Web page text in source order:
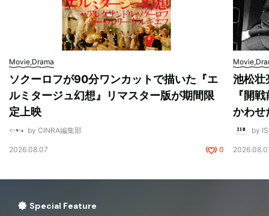
Movie,Drama
ソクーロフが90分ワンカットで描いた『エ
ルミタージュ幻想』リマスター版が期間限
定上映
by CINRA編集部
2026.08.07 0
池松壮
『開
かわせ
by
Special Feature